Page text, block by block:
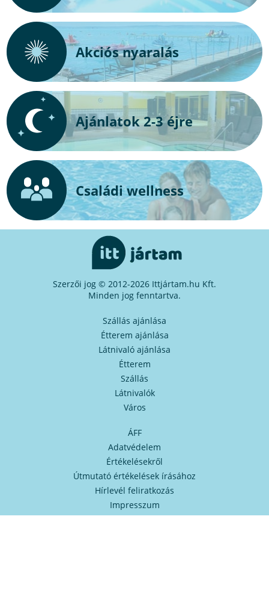
Akciós nyaralás
Ajánlatok 2-3 éjre
Családi wellness
Szerzői jog © 2012-2026 Ittjártam.hu Kft.
Minden jog fenntartva.
Szállás ajánlása
Étterem ajánlása
Látnivaló ajánlása
Étterem
Szállás
Látnivalók
Város
ÁFF
Adatvédelem
Értékelésekről
Útmutató értékelések írásához
Hírlevél feliratkozás
Impresszum